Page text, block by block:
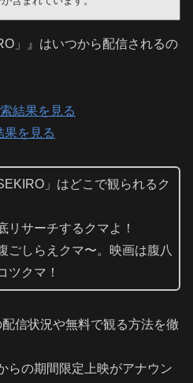
」』はいつから配信されるの
結果を見る
果を見る
」はどこで観られるク
リサーチするクマよ！
ごしらえクマ〜。映画は腹八
ツクマ！
配信状況や無料で観る方法を徹
らの期間限定上映がアナウン